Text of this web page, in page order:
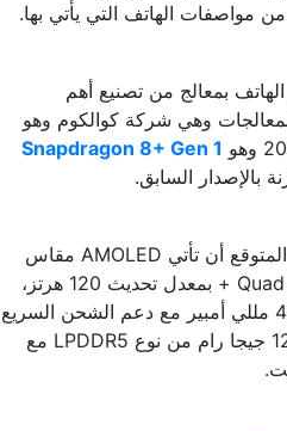
مواصفات الهاتف التي يأتي بها.
بمعالج من تصنيع أهم
وهي شركة كوالكوم وهو
Snapdragon 8+ Gen 1
بالإصدار السابق.
أما بالنسبة لشاشة الهاتف فمن المتوقع أن تأتي AMOLED مقاس
6.7 بوصة بدقة عالية للغاية Quad HD + بمعدل تحديث 120 هرتز،
كما تبلغ بطارية الهاتف إلى 4800 مللي أمبير مع دعم الشحن السريع
بقوة 67 واط، مع رامات بحجم 12 جيجا رام من نوع LPDDR5 مع